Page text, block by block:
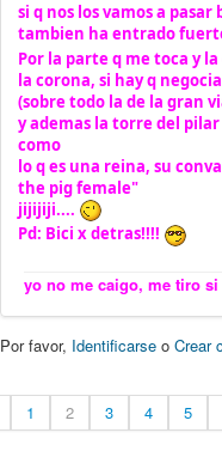
si q nos los vamos a
tambien ha entrado
Por la parte q me toca y
la corona, si hay q
(sobre todo la de la gran
y ademas la torre del
como
lo q es una reina, su
the pig female"
jijijiji....
Pd: Bici x detras!!!!
yo no me caigo, me tiro si
Por favor, Identificarse oCrear
1 2 3 4 5